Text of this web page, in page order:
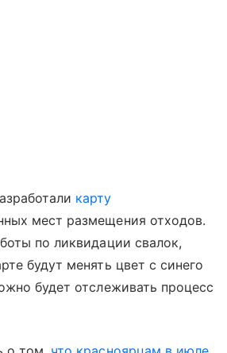
карту
мест размещения отходов.
по ликвидации свалок,
будут менять цвет с синего
будет отслеживать процесс